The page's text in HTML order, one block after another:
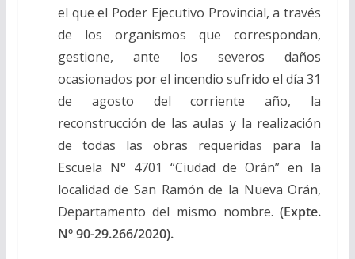
el que el Poder Ejecutivo Provincial, a través
de los organismos que correspondan,
gestione, ante los severos daños
ocasionados por el incendio sufrido el día 31
de agosto del corriente año, la
reconstrucción de las aulas y la realización
de todas las obras requeridas para la
Escuela N° 4701 “Ciudad de Orán” en la
localidad de San Ramón de la Nueva Orán,
Departamento del mismo nombre. (Expte.
Nº 90-29.266/2020).